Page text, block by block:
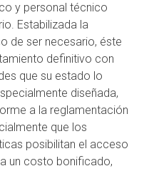
y personal técnico
Estabilizada la
de ser necesario, éste
definitivo con
que su estado lo
diseñada,
a la reglamentación
que los
posibilitan el acceso
un costo bonificado,